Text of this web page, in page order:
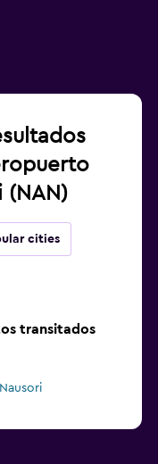
(NAN)
cities
transitados